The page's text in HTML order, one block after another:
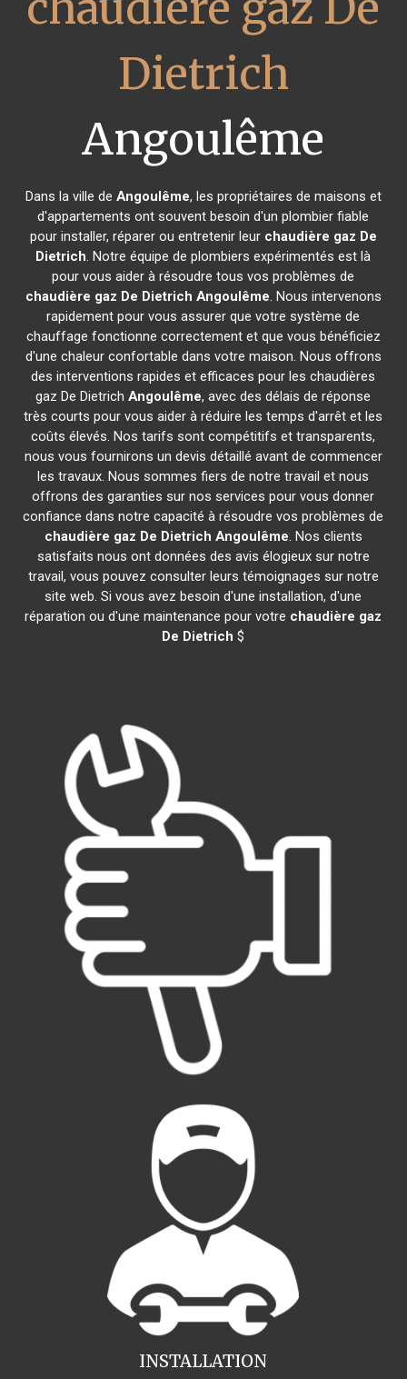
Dietrich
Angoulême
Dans la ville de Angoulême, les propriétaires de maisons et
d'appartements ont souvent besoin d'un plombier fiable
pour installer, réparer ou entretenir leur chaudière gaz De
Dietrich. Notre équipe de plombiers expérimentés est là
pour vous aider à résoudre tous vos problèmes de
chaudière gaz De Dietrich Angoulême. Nous intervenons
rapidement pour vous assurer que votre système de
chauffage fonctionne correctement et que vous bénéficiez
d'une chaleur confortable dans votre maison. Nous offrons
des interventions rapides et efficaces pour les chaudières
gaz De DietrichAngoulême, avec des délais de réponse
très courts pour vous aider à réduire les temps d'arrêt et les
coûts élevés. Nos tarifs sont compétitifs et transparents,
nous vous fournirons un devis détaillé avant de commencer
les travaux. Nous sommes fiers de notre travail et nous
offrons des garanties sur nos services pour vous donner
confiance dans notre capacité à résoudre vos problèmes de
chaudière gaz De Dietrich Angoulême. Nos clients
satisfaits nous ont données des avis élogieux sur notre
travail, vous pouvez consulter leurs témoignages sur notre
site web. Si vous avez besoin d'une installation, d'une
réparation ou d'une maintenance pour votre chaudière gaz
De Dietrich $
INSTALLATION